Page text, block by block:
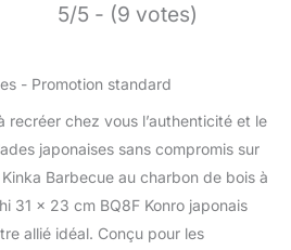
5/5 - (9 votes)
recréer chez vous l’authenticité et le
japonaises sans compromis sur
Barbecue au charbon de bois à
31 x 23 cm BQ8F Konro japonais
allié idéal. Conçu pour les